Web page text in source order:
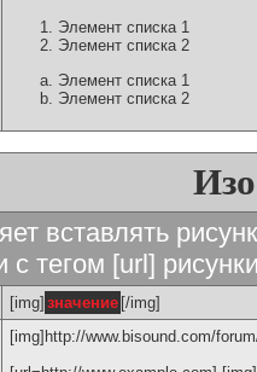
Элемент списка 1
Элемент списка 2
Элемент списка 1
Элемент списка 2
вставлять
с тегом [url]
[img] значение [/img]
[img]http://www.bisound.com/